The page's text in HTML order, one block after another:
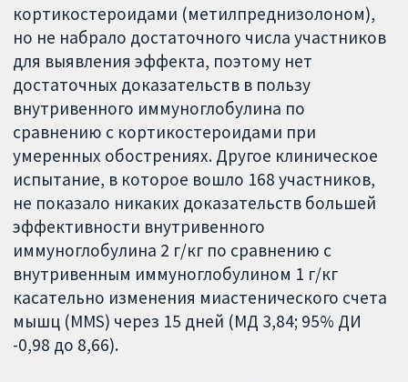
кортикостероидами (метилпреднизолоном),
но не набрало достаточного числа участников
для выявления эффекта, поэтому нет
достаточных доказательств в пользу
внутривенного иммуноглобулина по
сравнению с кортикостероидами при
умеренных обострениях. Другое клиническое
испытание, в которое вошло 168 участников,
не показало никаких доказательств большей
эффективности внутривенного
иммуноглобулина 2 г/кг по сравнению с
внутривенным иммуноглобулином 1 г/кг
касательно изменения миастенического счета
мышц (MMS) через 15 дней (МД 3,84; 95% ДИ
-0,98 до 8,66).